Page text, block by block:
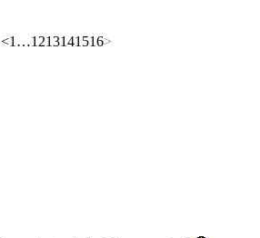
<1 …1213141516>